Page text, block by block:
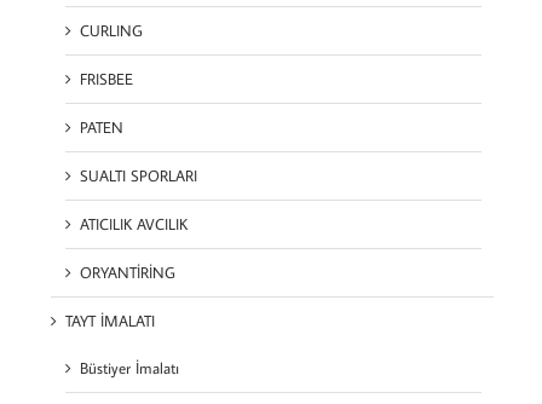
CURLING
FRISBEE
PATEN
SUALTI SPORLARI
ATICILIK AVCILIK
ORYANTİRİNG
TAYT İMALATI
Büstiyer İmalatı